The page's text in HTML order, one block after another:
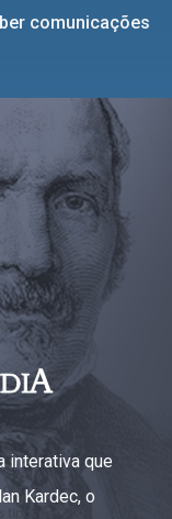
comunicações
interativa que
Kardec, o